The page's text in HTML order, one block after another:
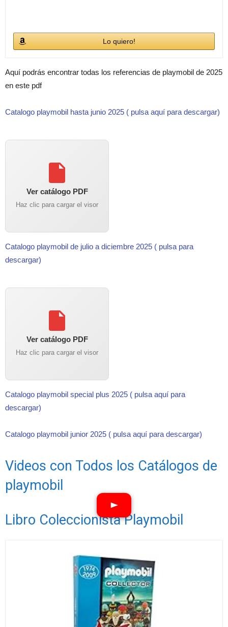
Lo quiero!
Aquí podrás encontrar todas los referencias de playmobil de 2025
en este pdf
Catalogo playmobil hasta junio 2025 ( pulsa aquí para descargar)
Ver catálogo PDF
Haz clic para cargar el visor
Catalogo playmobil de julio a diciembre 2025 ( pulsa para
descargar)
Ver catálogo PDF
Haz clic para cargar el visor
Catalogo playmobil special plus 2025 ( pulsa aquí para
descargar)
Catalogo playmobil junior 2025 ( pulsa aquí para descargar)
Videos con Todos los Catálogos de
playmobil
Libro Coleccionista Playmobil